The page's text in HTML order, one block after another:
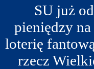
SU już
pieniędzy
loterię
rzecz